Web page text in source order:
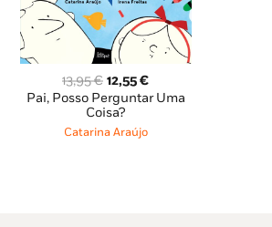
13,95€ O
preço
original
era:
12,55€O
preço
Pai, Posso Perguntar Uma
Coisa?
Catarina Araújo